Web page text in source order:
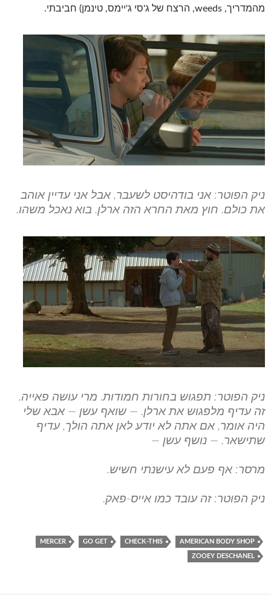
מהמדריך, weeds, הרצח של ג'סי ג'יימס, טינמן) חביבתי.
ניק הפוטר: אני בודהיסט לשעבר, אבל אני עדיין אוהב
את כולם. חוץ מאת החרא הזה ארלן. בוא נאכל משהו.
ניק הפוטר: תפגוש בחורות חמודות. מרי עושה פאייה.
זה עדיף מלפגוש את ארלן. — שואף עשן — אבא שלי
היה אומר, אם אתה לא יודע לאן אתה הולך, עדיף
שתישאר. — נושף עשן —
מרסר: אף פעם לא עישנתי חשיש.
ניק הפוטר: זה עובד כמו אייס-פאק.
AMERICAN BODY SHOP
CHECK-THIS
GO GET
MERCER
ZOOEY DESCHANEL